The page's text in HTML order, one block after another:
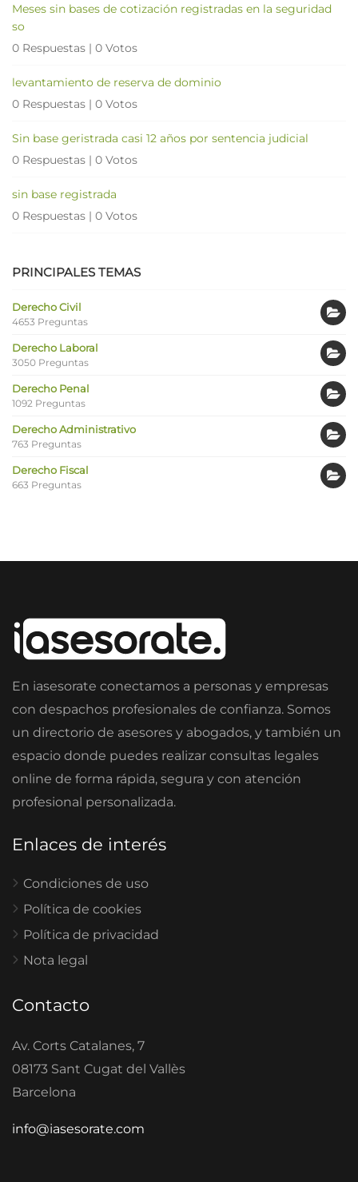
Meses sin bases de cotización registradas en la seguridad
so
0 Respuestas | 0 Votos
levantamiento de reserva de dominio
0 Respuestas | 0 Votos
Sin base geristrada casi 12 años por sentencia judicial
0 Respuestas | 0 Votos
sin base registrada
0 Respuestas | 0 Votos
PRINCIPALES TEMAS
Derecho Civil
4653 Preguntas
Derecho Laboral
3050 Preguntas
Derecho Penal
1092 Preguntas
Derecho Administrativo
763 Preguntas
Derecho Fiscal
663 Preguntas
En iasesorate conectamos a personas y empresas
con despachos profesionales de confianza. Somos
un directorio de asesores y abogados, y también un
espacio donde puedes realizar consultas legales
online de forma rápida, segura y con atención
profesional personalizada.
Enlaces de interés
Condiciones de uso
Política de cookies
Política de privacidad
Nota legal
Contacto
Av. Corts Catalanes, 7
08173 Sant Cugat del Vallès
Barcelona
info@iasesorate.com